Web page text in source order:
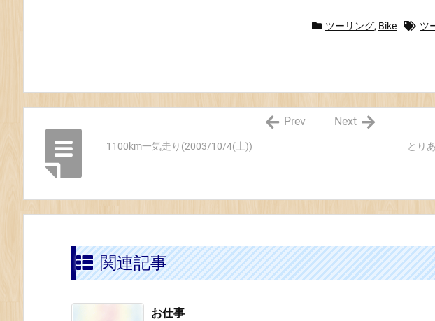
号
(野
峠)〜
4
8
耶
馬
6.
ツーリング, Bike ツ
とり
Next
1100km一気走り(2003/10/4(土))
Prev
関連記事
お仕事